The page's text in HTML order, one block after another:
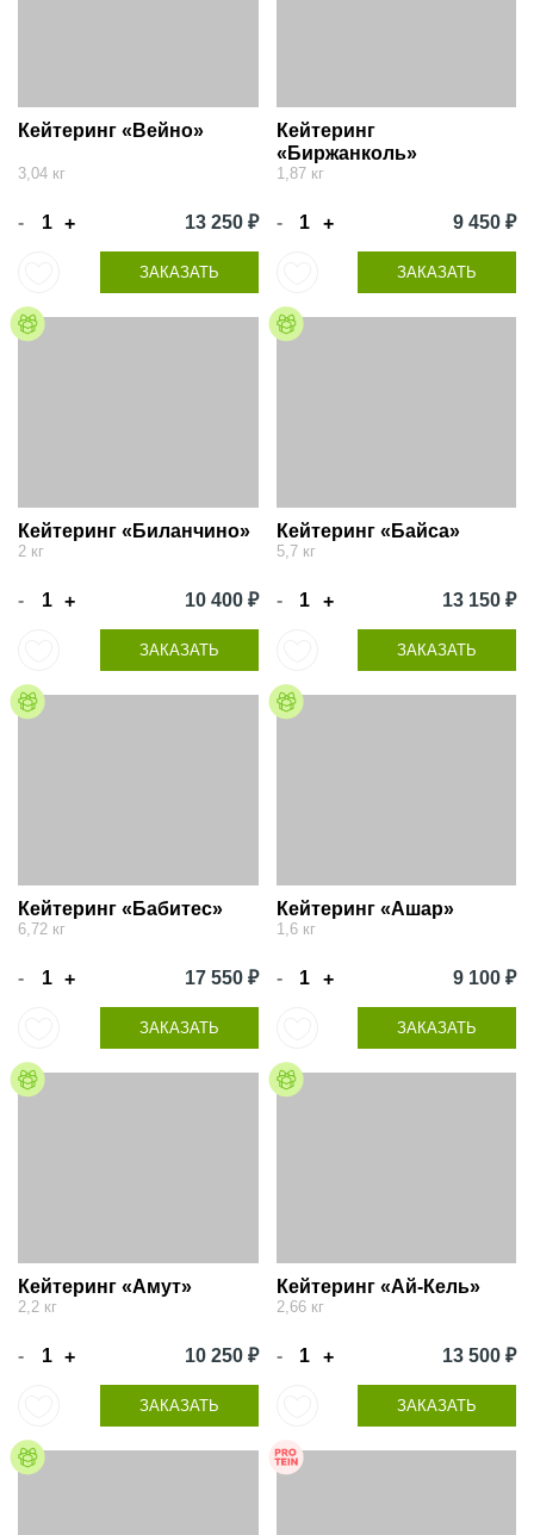
Кейтеринг «Вейно»
3,04 кг
- + 13 250 ₽
ЗАКАЗАТЬ
Кейтеринг
«Биржанколь»
1,87 кг
- + 9 450 ₽
ЗАКАЗАТЬ
Кейтеринг «Биланчино»
2 кг
- + 10 400 ₽
ЗАКАЗАТЬ
Кейтеринг «Байса»
5,7 кг
- + 13 150 ₽
ЗАКАЗАТЬ
Кейтеринг «Бабитес»
6,72 кг
- + 17 550 ₽
ЗАКАЗАТЬ
Кейтеринг «Ашар»
1,6 кг
- + 9 100 ₽
ЗАКАЗАТЬ
Кейтеринг «Амут»
2,2 кг
- + 10 250 ₽
ЗАКАЗАТЬ
Кейтеринг «Ай-Кель»
2,66 кг
- + 13 500 ₽
ЗАКАЗАТЬ